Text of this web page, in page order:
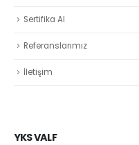
Sertifika Al
Referanslarımız
İletişim
YKS VALF